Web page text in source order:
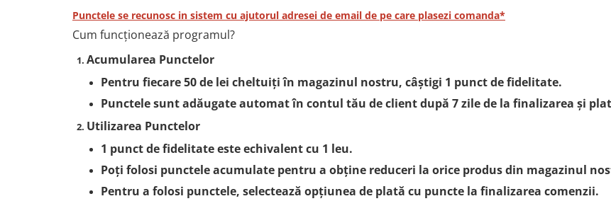
Illy Iperespresso
Nespresso Professional
Punctele se recunosc in sistem cu ajutorul adresei de email de pe care plasezi comanda*
Cum funcționează programul?
Acumularea Punctelor
Pentru fiecare 50 de lei cheltuiți în magazinul nostru, câștigi 1 punct de fidelitate.
Punctele sunt adăugate automat în contul tău de client după 7 zile de la finalizarea și
Utilizarea Punctelor
1 punct de fidelitate este echivalent cu 1 leu.
Poți folosi punctele acumulate pentru a obține reduceri la orice produs din magazinul
Pentru a folosi punctele, selectează opțiunea de plată cu puncte la finalizarea comenzii.